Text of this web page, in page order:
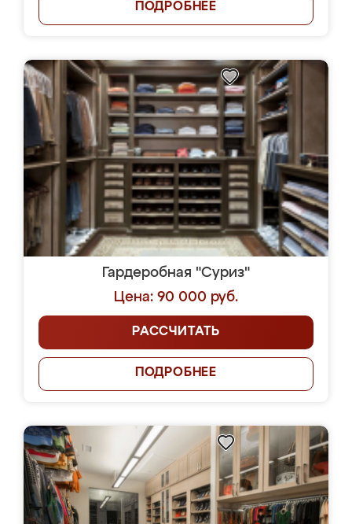
ПОДРОБНЕЕ
Гардеробная "Суриз"
Цена: 90 000 руб.
РАССЧИТАТЬ
ПОДРОБНЕЕ